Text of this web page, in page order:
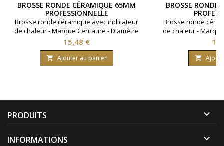
BROSSE RONDE CÉRAMIQUE 65MM
PROFESSIONNELLE
Brosse ronde céramique avec indicateur
de chaleur - Marque Centaure - Diamètre
65 mm
Prix
15,48 €
 Ajouter au panier
BROSSE RONDE
Brosse ronde
de chaleur -

PRODUITS 
INFORMATIONS 